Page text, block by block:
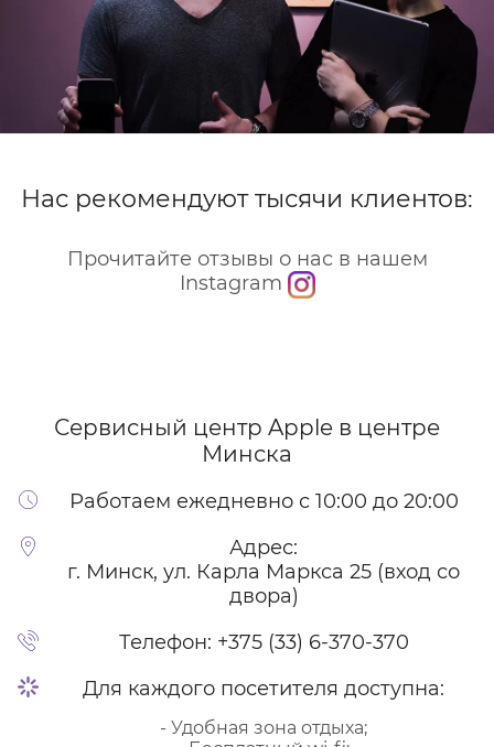
Нас рекомендуют тысячи клиентов:
Прочитайте отзывы о нас в нашем
Instagram
Сервисный центр Apple в центре
Минска
Работаем ежедневно с 10:00 до 20:00
Адрес:
г. Минск, ул. Карла Маркса 25 (вход со
двора)
Телефон: +375 (33) 6-370-370
Для каждого посетителя доступна:
- Удобная зона отдыха;